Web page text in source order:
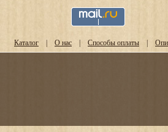
Каталог | О нас | Способы оплаты |